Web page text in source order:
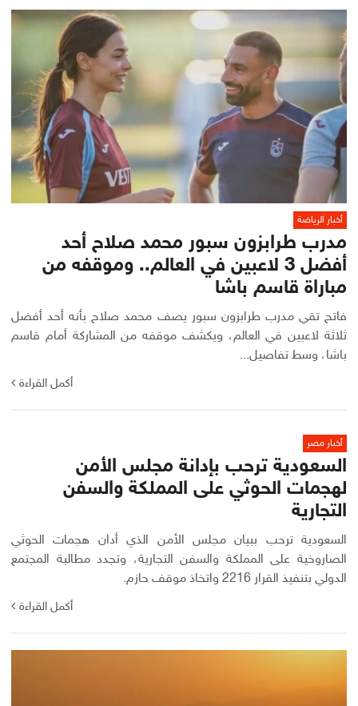
أخبار الرياضة
مدرب طرابزون سبور محمد صلاح أحد
أفضل 3 لاعبين في العالم.. وموقفه من
مباراة قاسم باشا
فاتح تقي مدرب طرابزون سبور يصف محمد صلاح بأنه أحد أفضل
ثلاثة لاعبين في العالم، ويكشف موقفه من المشاركة أمام قاسم
باشا، وسط تفاصيل...
أكمل القراءة
أخبار مصر
السعودية ترحب بإدانة مجلس الأمن
لهجمات الحوثي على المملكة والسفن
التجارية
السعودية ترحب ببيان مجلس الأمن الذي أدان هجمات الحوثي
الصاروخية على المملكة والسفن التجارية، وتجدد مطالبة المجتمع
الدولي بتنفيذ القرار 2216 واتخاذ موقف حازم.
أكمل القراءة